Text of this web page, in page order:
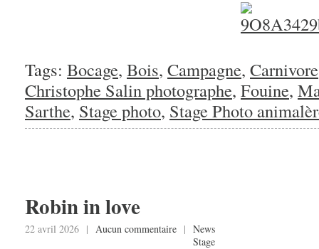
Tags: Bocage, Bois, Campagne, Carnivore
Christophe Salin photographe, Fouine,
Sarthe, Stage photo, Stage Photo
Robin in love
22 avril 2026 | Aucun commentaire | News
Stage